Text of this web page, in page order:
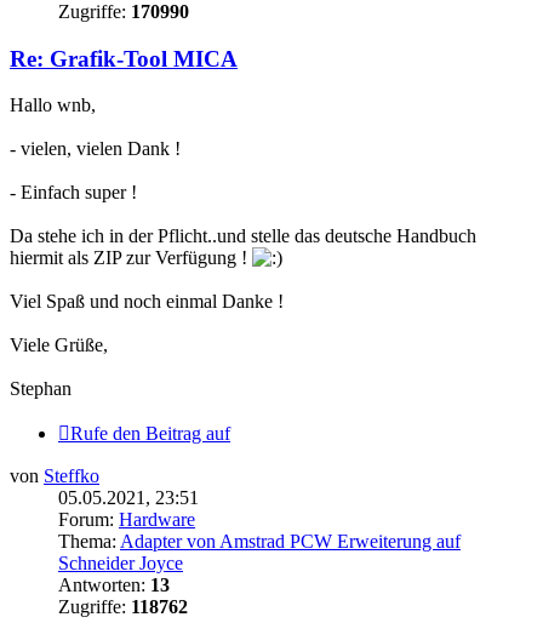
Zugriffe: 170990
Re: Grafik-Tool MICA
Hallo wnb,
- vielen, vielen Dank !
- Einfach super !
Da stehe ich in der Pflicht..und stelle das deutsche Handbuch
hiermit als ZIP zur Verfügung !
Viel Spaß und noch einmal Danke !
Viele Grüße,
Stephan
Rufe den Beitrag auf
von Steffko
05.05.2021, 23:51
Forum: Hardware
Thema: Adapter von Amstrad PCW Erweiterung auf
Schneider Joyce
Antworten: 13
Zugriffe: 118762